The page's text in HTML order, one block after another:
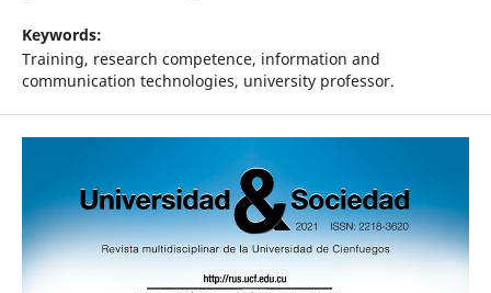
Keywords:
Training, research competence, information and
communication technologies, university professor.